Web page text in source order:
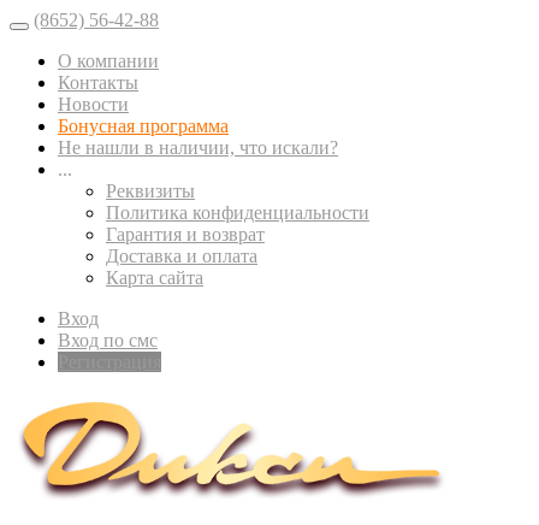
(8652) 56-42-88
О компании
Контакты
Новости
Бонусная программа
Не нашли в наличии, что искали?
...
Реквизиты
Политика конфиденциальности
Гарантия и возврат
Доставка и оплата
Карта сайта
Вход
Вход по смс